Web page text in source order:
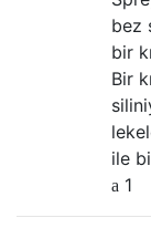
bez
bir
Bir
ile
1